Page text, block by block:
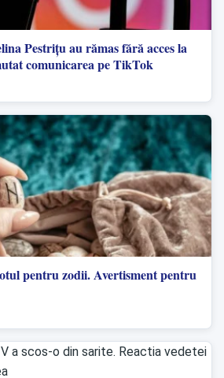
Pestrițu au rămas fără acces la
comunicarea pe TikTok
pentru zodii. Avertisment pentru